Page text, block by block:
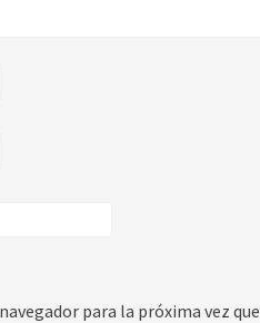
para la próxima vez que